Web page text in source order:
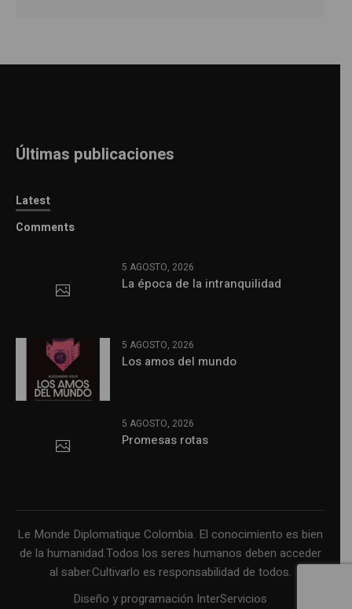
Últimas publicaciones
Latest
Comments
5 AGOSTO, 2026
La época de la intranquilidad
5 AGOSTO, 2026
Los amos del mundo
5 AGOSTO, 2026
Promesas rotas
Le Monde Diplomatique Colombia. El conocimiento es bien
de la humanidad.Todos los seres humanos deben acceder
al saber.Cultivarlo es responsabilidad de todos.
Diseño y programación InterServicios